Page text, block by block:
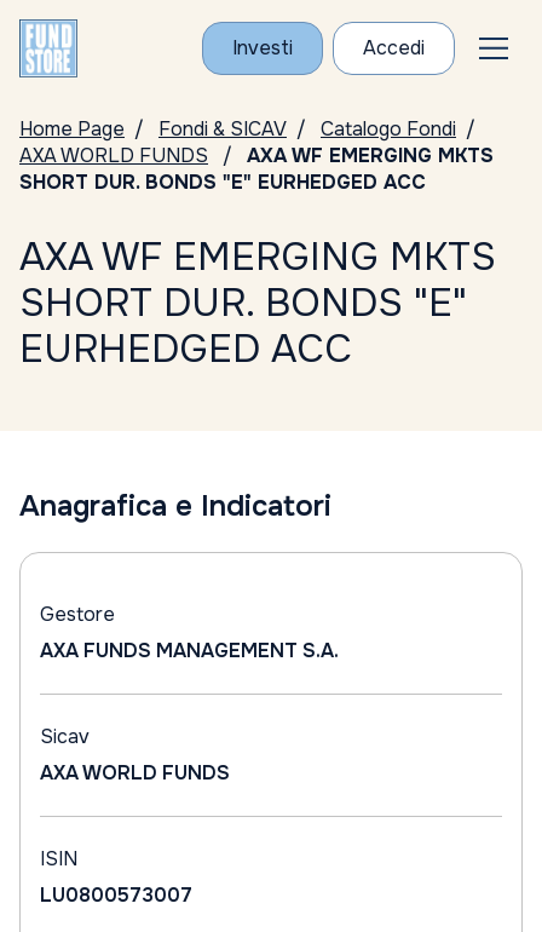
Investi Accedi
Home Page Fondi & SICAV
Catalogo Fondi
AXA WORLD FUNDS
AXA WF EMERGING MKTS
SHORT DUR. BONDS "E" EURHEDGED ACC
AXA WF EMERGING MKTS
SHORT DUR. BONDS "E"
EURHEDGED ACC
Anagrafica e Indicatori
Gestore
AXA FUNDS MANAGEMENT S.A.
Sicav
AXA WORLD FUNDS
ISIN
LU0800573007